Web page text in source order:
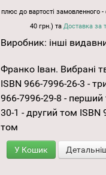
плюс до вартості замовленного
40 грн.) та Доставка за
Виробник: інші
Франко Іван. Вибрані
ISBN 966-7996-26-3 -
966-7996-29-8 -
30-1 - другий том ISBN
том
У Кошик